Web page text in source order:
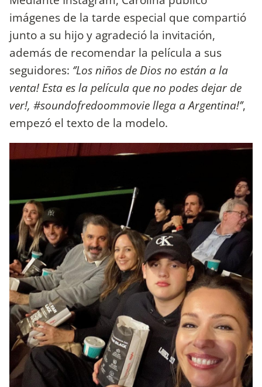
imágenes de la tarde especial que compartió
junto a su hijo y agradeció la invitación,
además de recomendar la película a sus
seguidores: ‘’Los niños de Dios no están a la
venta! Esta es la película que no podes dejar de
ver!, #soundofredoommovie llega a Argentina!’’,
empezó el texto de la modelo.